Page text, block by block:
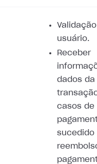
usuário.
Receber
dados da
casos de
sucedido